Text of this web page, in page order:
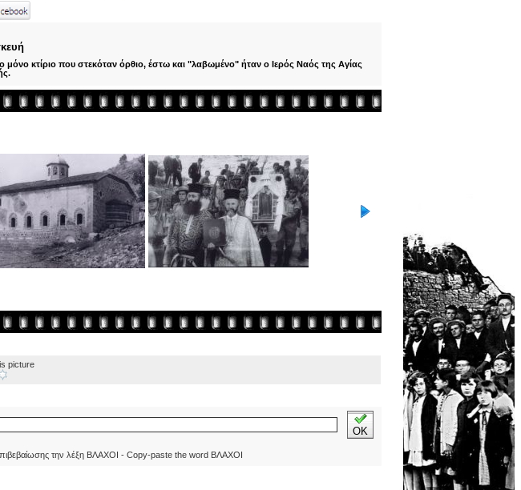
κτίριο που στεκόταν όρθιο, έστω και "λαβωμένο" ήταν ο Ιερός Ναός της Αγίας
picture
OK
την λέξη ΒΛΑΧΟΙ - Copy-paste the word ΒΛΑΧΟΙ